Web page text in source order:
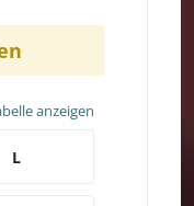
anzeigen
L